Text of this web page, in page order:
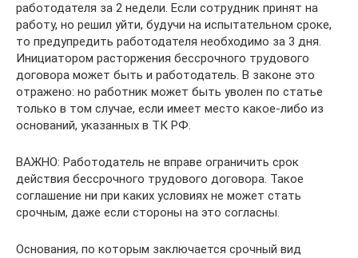
работодателя за 2 недели. Если сотрудник принят на
работу, но решил уйти, будучи на испытательном сроке,
то предупредить работодателя необходимо за 3 дня.
Инициатором расторжения бессрочного трудового
договора может быть и работодатель. В законе это
отражено: но работник может быть уволен по статье
только в том случае, если имеет место какое-либо из
оснований, указанных в ТК РФ.
ВАЖНО: Работодатель не вправе ограничить срок
действия бессрочного трудового договора. Такое
соглашение ни при каких условиях не может стать
срочным, даже если стороны на это согласны.
Основания, по которым заключается срочный вид